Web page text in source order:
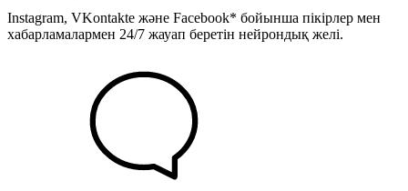
Instagram, VKontakte және Facebook* бойынша пікірлер мен
хабарламалармен 24/7 жауап беретін нейрондық желі.